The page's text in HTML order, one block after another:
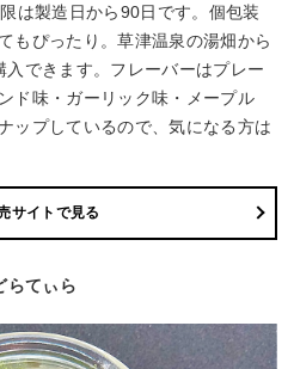
は製造日から90日です。個包装
もぴったり。草津温泉の湯畑から
できます。フレーバーはプレー
ド味・ガーリック味・メープル
ップしているので、気になる方は
サイトで見る
らてぃら